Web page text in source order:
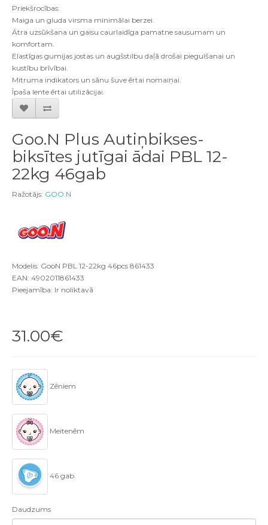
Priekšrocības:
Maiga un gluda virsma minimālai berzei.
Ātra uzsūkšana un gaisu caurlaidīga pamatne sausumam un
komfortam.
Elastīgas gumijas jostas un augšstilbu daļā drošai piegulšanai un
kustību brīvībai.
Mitruma indikators un sānu šuve ērtai nomaiņai.
Īpaša lente ērtai utilizācijai.
Goo.N Plus Autiņbikses-
biksītes jutīgai ādai PBL 12-
22kg 46gab
Ražotājs: GOO.N
Modelis: GooN PBL 12-22kg 46pcs 861433
EAN: 4902011861433
Pieejamība: Ir noliktavā
31.00€
Zēniem
Meitenēm
46 gab.
Daudzums